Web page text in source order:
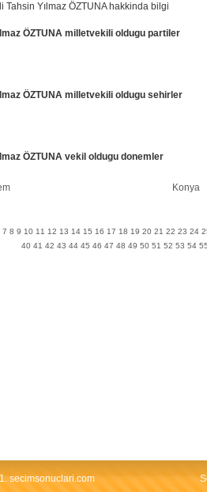
Tahsin Yılmaz ÖZTUNA hakkinda bilgi
ÖZTUNA milletvekili oldugu partiler
ÖZTUNA milletvekili oldugu sehirler
ÖZTUNA vekil oldugu donemler
Konya
7 8 9 10 11 12 13 14 15 16 17 18 19 20 21 22 23 24
40 41 42 43 44 45 46 47 48 49 50 51 52 53 54 55
secimsonuclari.com